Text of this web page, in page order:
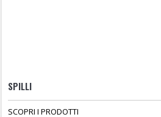
SPILLI
SCOPRI I PRODOTTI